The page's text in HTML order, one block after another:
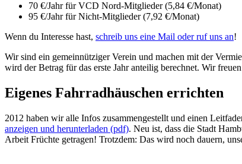
70 €/Jahr für VCD Nord-Mitglieder (5,84 €/Monat)
95 €/Jahr für Nicht-Mitglieder (7,92 €/Monat)
Wenn du Interesse hast, schreib uns eine Mail oder ruf uns an!
Wir sind ein gemeinnütziger Verein und machen mit der
wird der Betrag für das erste Jahr anteilig berechnet. Wir
Eigenes Fahrradhäuschen errichten
2012 haben wir alle Infos zusammengestellt und einen
anzeigen und herunterladen (pdf). Neu ist, dass die Stadt
Arbeit Früchte getragen! Trotzdem: Das wird noch dauern,